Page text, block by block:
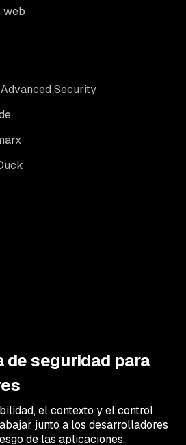
web
Security
de seguridad para
el contexto y el control
junto a los desarrolladores
de las aplicaciones.